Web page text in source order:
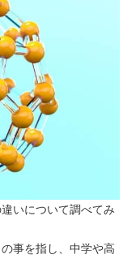
いについて調べてみ
事を指し、中学や高